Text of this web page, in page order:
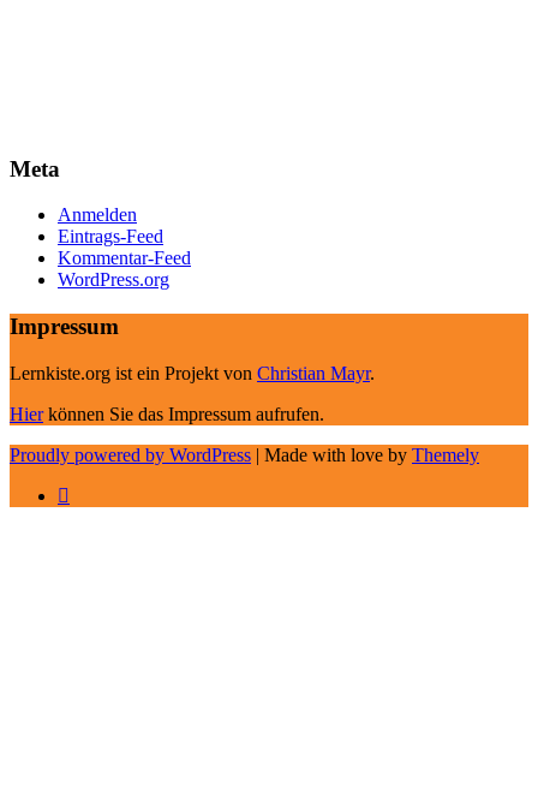
Meta
Anmelden
Eintrags-Feed
Kommentar-Feed
WordPress.org
Impressum
Lernkiste.org ist ein Projekt von Christian Mayr.
Hierkönnen Sie das Impressum aufrufen.
Proudly powered by WordPress | Made with love by Themely